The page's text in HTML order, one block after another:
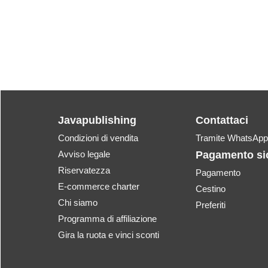
Javapublishing
Condizioni di vendita
Avviso legale
Riservatezza
E-commerce charter
Chi siamo
Programma di affiliazione
Gira la ruota e vinci sconti
Contattaci
Tramite WhatsApp
Pagamento
Pagamento
Cestino
Preferiti